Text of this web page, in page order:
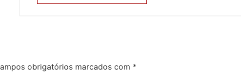
obrigatórios marcados com *